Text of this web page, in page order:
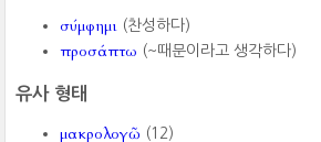
σύμφημι (찬성하다)
προσάπτω (~때문이라고 생각하다)
유사 형태
μακρολογῶ (12)